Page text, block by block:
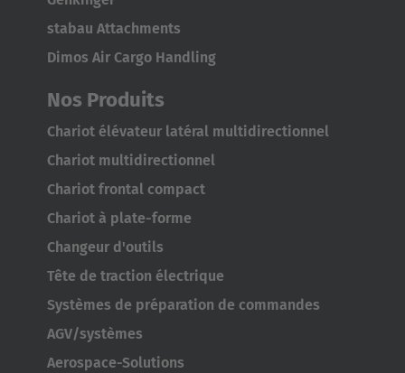
stabau Attachments
Dimos Air Cargo Handling
Nos Produits
Chariot élévateur latéral multidirectionnel
Chariot multidirectionnel
Chariot frontal compact
Chariot à plate-forme
Changeur d'outils
Tête de traction électrique
Systèmes de préparation de commandes
AGV/systèmes
Aerospace-Solutions